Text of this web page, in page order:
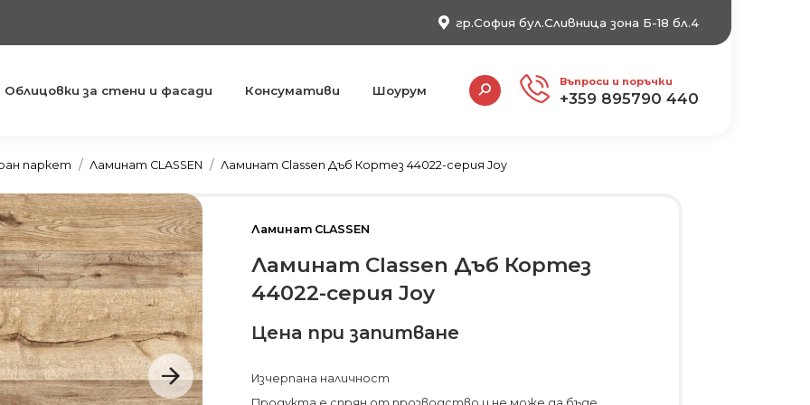
гр.София бул.Сливница зона Б-18 бл.4
Облицовки за стени и фасади Консумативи Шоурум
Search: Въпроси и поръчки
+359 895790 440
You are here:
паркет Ламинат CLASSEN Ламинат Classen Дъб Кортез 44022-серия Joy
Ламинат CLASSEN
Ламинат Classen Дъб Кортез
44022-серия Joy
Цена при запитване
Изчерпана наличност